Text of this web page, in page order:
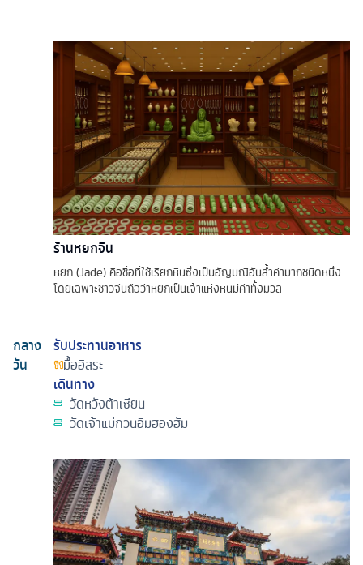
ร้านหยกจีน
หยก (Jade) คือชื่อที่ใช้เรียกหินซึ่งเป็นอัญมณีอันล้ำค่ามากชนิดหนึ่ง
โดยเฉพาะชาวจีนถือว่าหยกเป็นเจ้าแห่งหินมีค่าทั้งมวล
กลาง
วัน
รับประทานอาหาร
มื้ออิสระ
เดินทาง
วัดหวังต้าเซียน
วัดเจ้าแม่กวนอิมฮองฮัม